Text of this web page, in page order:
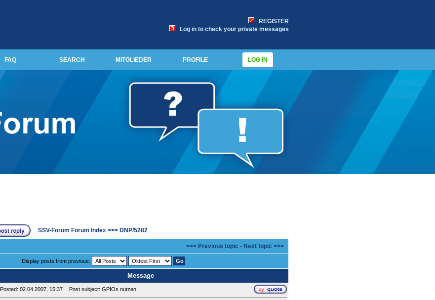
REGISTER
Log in to check your private messages
FAQ SEARCH MITGLIEDER PROFILE LOG IN
SSV-Forum Forum Index >>> DNP/5282
<<< Previous topic - Next topic >>>
Display posts from previous:
Message
Posted: 02.04.2007, 15:37 Post subject: GPIOs nutzen